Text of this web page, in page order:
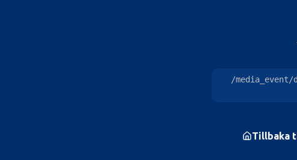
/
Tillbaka